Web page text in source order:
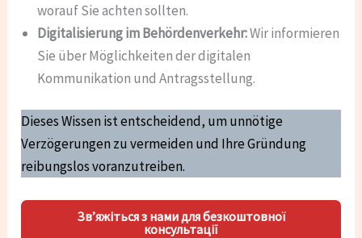
worauf Sie achten sollten.
Digitalisierung im Behördenverkehr:Wir informieren
Sie über Möglichkeiten der digitalen
Kommunikation und Antragsstellung.
Dieses Wissen ist entscheidend, um unnötige
Verzögerungen zu vermeiden und Ihre Gründung
reibungslos voranzutreiben.
Зв’яжіться з нами для безкоштовної
консультації